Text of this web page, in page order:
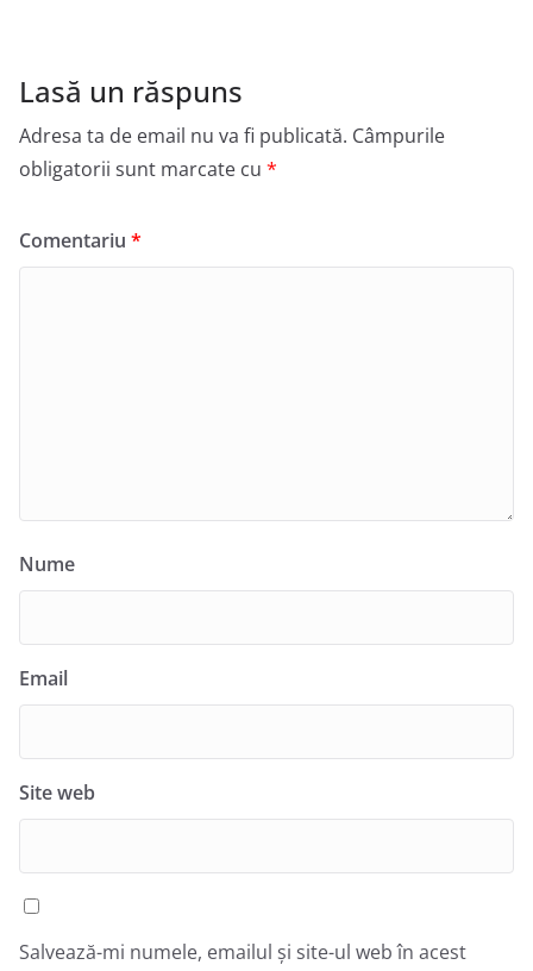
Lasă un răspuns
Adresa ta de email nu va fi publicată. Câmpurile
obligatorii sunt marcate cu *
Comentariu *
Nume
Email
Site web
Salvează-mi numele, emailul și site-ul web în acest